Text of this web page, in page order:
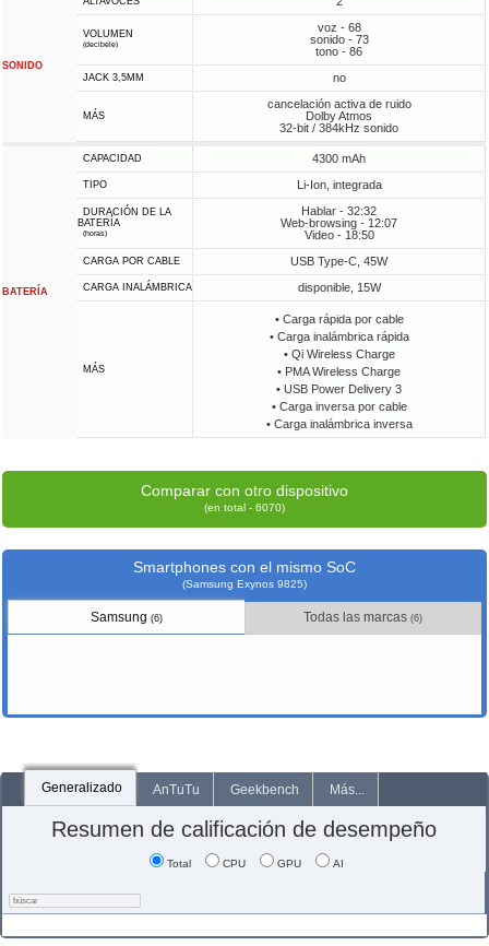
SONIDO
VOLUMEN
(decibele)
voz - 68
sonido - 73
tono - 86
JACK 3,5MM no
MÁS
cancelación activa de ruido
Dolby Atmos
32-bit / 384kHz sonido
BATERÍA
CAPACIDAD 4300 mAh
TIPO Li-Ion, integrada
DURACIÓN DE LA
BATERÍA
(horas)
Hablar - 32:32
Web-browsing - 12:07
Video - 18:50
CARGA POR CABLE USB Type-C, 45W
CARGA INALÁMBRICA disponible, 15W
MÁS
• Carga rápida por cable
• Carga inalámbrica rápida
• Qi Wireless Charge
• PMA Wireless Charge
• USB Power Delivery 3
• Carga inversa por cable
• Carga inalámbrica inversa
Comparar con otro dispositivo
(en total - 6070)
Smartphones con el mismo SoC
(Samsung Exynos 9825)
Samsung (6) Todas las marcas(6)
Generalizado AnTuTu Geekbench Más...
Resumen de calificación de desempeño
Total CPU GPU AI